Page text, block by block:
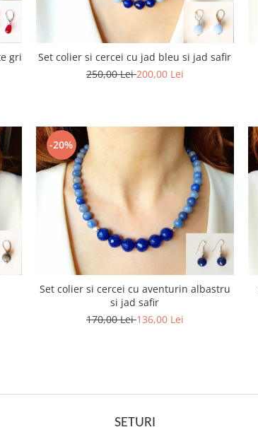
gri
Set colier si cercei cu jad bleu si jad safir
250,00 Lei200,00 Lei
-20%
Set colier si cercei cu aventurin albastru
si jad safir
170,00 Lei136,00 Lei
SETURI